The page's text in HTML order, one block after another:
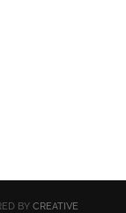
BY CREATIVE